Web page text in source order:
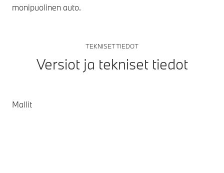
monipuolinen auto.
TEKNISET TIEDOT
Versiot ja tekniset tiedot
Mallit